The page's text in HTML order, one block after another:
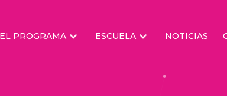
EL PROGRAMA ESCUELA NOTICIAS